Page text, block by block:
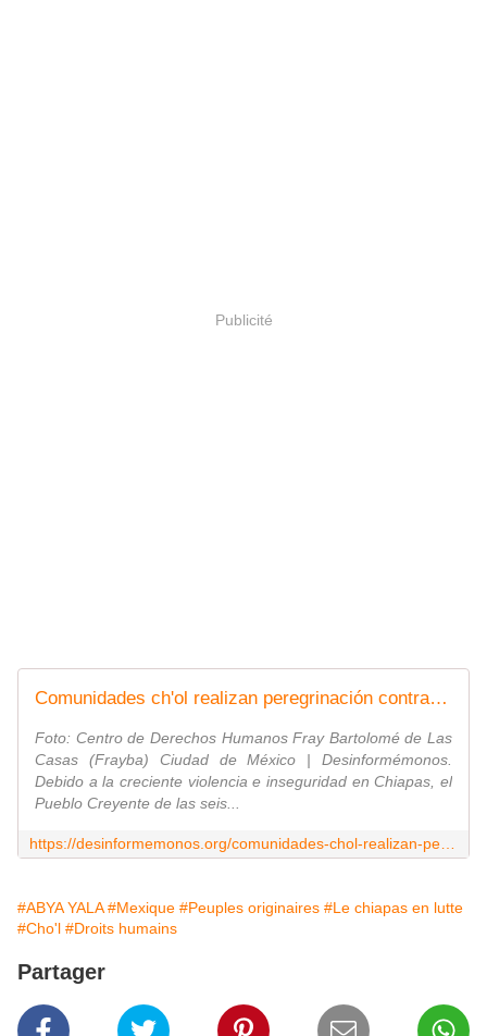
Publicité
Comunidades ch'ol realizan peregrinación contra violencia en Chiapas
Foto: Centro de Derechos Humanos Fray Bartolomé de Las
Casas (Frayba) Ciudad de México | Desinformémonos.
Debido a la creciente violencia e inseguridad en Chiapas, el
Pueblo Creyente de las seis...
#ABYA YALA #Mexique #Peuples originaires #Le chiapas en lutte
#Cho'l #Droits humains
Partager